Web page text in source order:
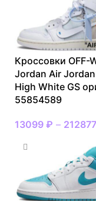
Кроссовки OFF-
Jordan Air Jordan
High White GS
55854589
13099 ₽ – 212877